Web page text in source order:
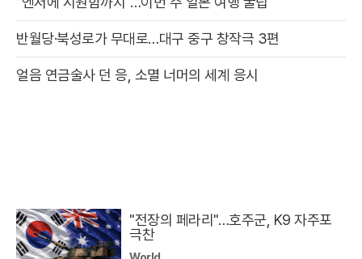
반월당·북성로가 무대로…대구 중구 창작극 3편
얼음 연금술사 던 응, 소멸 너머의 세계 응시
"전장의 페라리"…호주군, K9 자주포
극찬